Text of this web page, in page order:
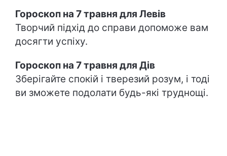
Гороскоп на 7 травня для Левів
Творчий підхід до справи допоможе вам
досягти успіху.
Гороскоп на 7 травня для Дів
Зберігайте спокій і тверезий розум, і тоді
ви зможете подолати будь-які труднощі.